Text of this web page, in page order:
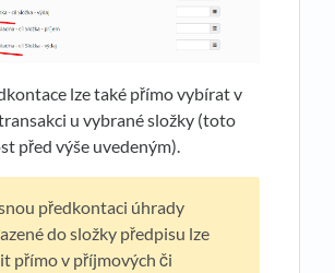
lze také přímo vybírat v
u vybrané složky (toto
před výše uvedeným).
předkontaci úhrady
do složky předpisu lze
přímo v příjmových či